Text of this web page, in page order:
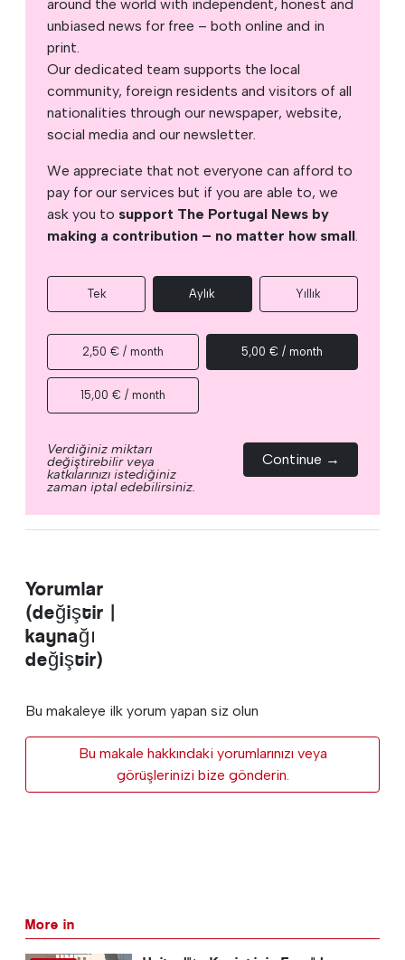
around the world with independent, honest and
unbiased news for free – both online and in
print.
Our dedicated team supports the local
community, foreign residents and visitors of all
nationalities through our newspaper, website,
social media and our newsletter.
We appreciate that not everyone can afford to
pay for our services but if you are able to, we
ask you to support The Portugal News by
making a contribution – no matter how small
Tek Aylık Yıllık
2,50 € / month 5,00 € / month
15,00 € / month
Verdiğiniz miktarı
değiştirebilir veya
katkılarınızı istediğiniz
zaman iptal edebilirsiniz.
Continue →
Yorumlar
(değiştir |
kaynağı
değiştir)
Bu makaleye ilk yorum yapan siz olun
Bu makale hakkındaki yorumlarınızı veya
görüşlerinizi bize gönderin.
More in